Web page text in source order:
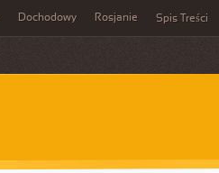
Dochodowy Rosjanie Spis Treści